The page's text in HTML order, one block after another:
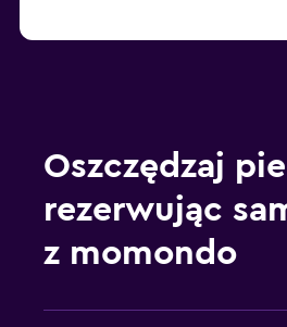
Oszczędzaj
rezerwując
z momondo